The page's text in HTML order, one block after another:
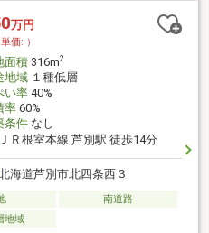
万円
単価:-）
面積316m2
地域１種低層
い率40%
率60%
条件なし
ＪＲ根室本線 芦別駅 徒歩14分
海道芦別市北四条西３
南道路
地域